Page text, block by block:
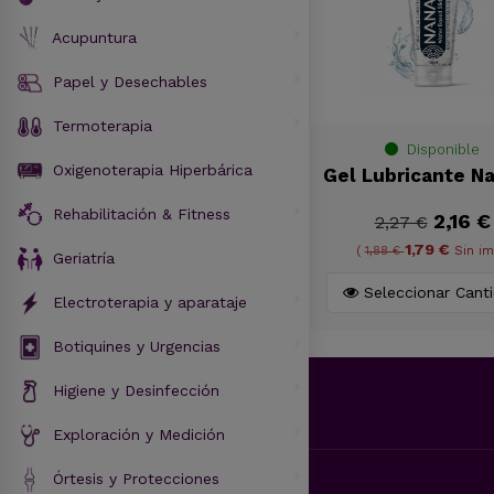
Acupuntura
Papel y Desechables
Termoterapia
Oxigenoterapia Hiperbárica
Rehabilitación & Fitness
Geriatría
Electroterapia y aparataje
Botiquines y Urgencias
Higiene y Desinfección
Exploración y Medición
Órtesis y Protecciones
Disponible
Gel Lubricante
2,27 € 2,16 €
(1,88 €1,79 € Sin
Seleccionar